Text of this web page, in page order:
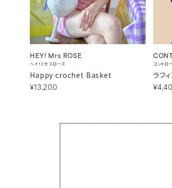
HEY! Mrs ROSE
ヘイ！ミセスローズ
Happy crochet Basket
¥13,200
コントロ
ラフ